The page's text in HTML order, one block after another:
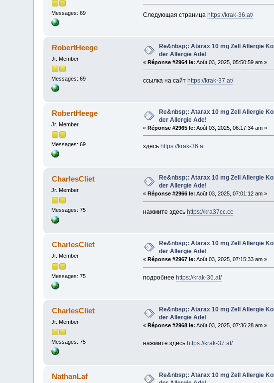
Messages: 69 Следующая страница https://krak-36.at/
RobertHeege
Jr. Member
Messages: 69
Re&nbsp;: Atarax 10 mg Zell Allergie
der Allergie Ade!
« Réponse #2964 le: Août 03, 2025, 05:50:59 am »
ссылка на сайт https://krak-37.at/
RobertHeege
Jr. Member
Messages: 69
Re&nbsp;: Atarax 10 mg Zell Allergie
der Allergie Ade!
« Réponse #2965 le: Août 03, 2025, 06:17:34 am »
здесь https://krak-36.at
CharlesCliet
Jr. Member
Messages: 75
Re&nbsp;: Atarax 10 mg Zell Allergie
der Allergie Ade!
« Réponse #2966 le: Août 03, 2025, 07:01:12 am »
нажмите здесь https://kra37cc.cc
CharlesCliet
Jr. Member
Messages: 75
Re&nbsp;: Atarax 10 mg Zell Allergie
der Allergie Ade!
« Réponse #2967 le: Août 03, 2025, 07:15:33 am »
подробнее https://krak-36.at/
CharlesCliet
Jr. Member
Messages: 75
Re&nbsp;: Atarax 10 mg Zell Allergie
der Allergie Ade!
« Réponse #2968 le: Août 03, 2025, 07:36:28 am »
нажмите здесь https://krak-37.at/
NathanLaf
Re&nbsp;: Atarax 10 mg Zell Allergie